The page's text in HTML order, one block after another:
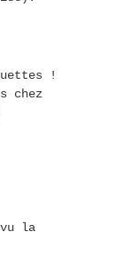
!
chez
la